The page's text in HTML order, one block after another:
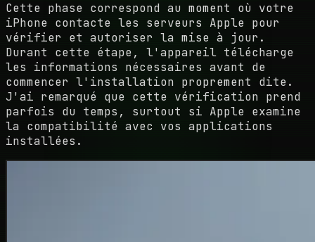
Cette phase correspond au moment où votre
iPhone contacte les serveurs Apple pour
vérifier et autoriser la mise à jour.
Durant cette étape, l'appareil télécharge
les informations nécessaires avant de
commencer l'installation proprement dite.
J'ai remarqué que cette vérification prend
parfois du temps, surtout si Apple examine
la compatibilité avec vos applications
installées.